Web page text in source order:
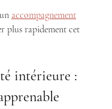
accompagnement
plus rapidement cet
intérieure :